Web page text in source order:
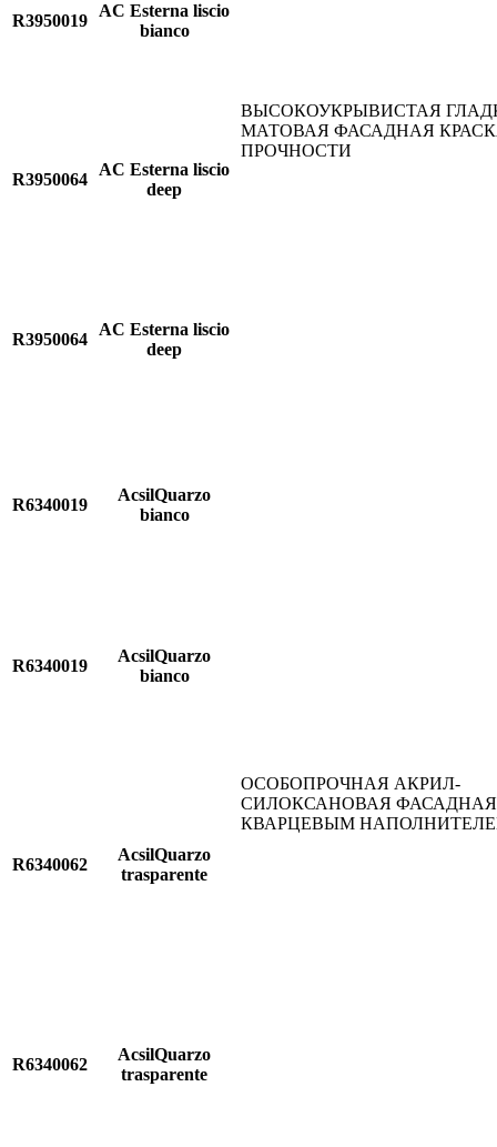
ВЫСОКОУКРЫВИСТАЯ
МАТОВАЯ ФАСАДНАЯ
ПРОЧНОСТИ
R3950019
AC Esterna liscio
bianco
R3950064
AC Esterna liscio
deep
R3950064
AC Esterna liscio
deep
R6340019
AcsilQuarzo
bianco
ОСОБОПРОЧНАЯ АКРИЛ-
СИЛОКСАНОВАЯ ФАСАДНАЯ
КВАРЦЕВЫМ
R6340019
AcsilQuarzo
bianco
R6340062
AcsilQuarzo
trasparente
R6340062
AcsilQuarzo
trasparente